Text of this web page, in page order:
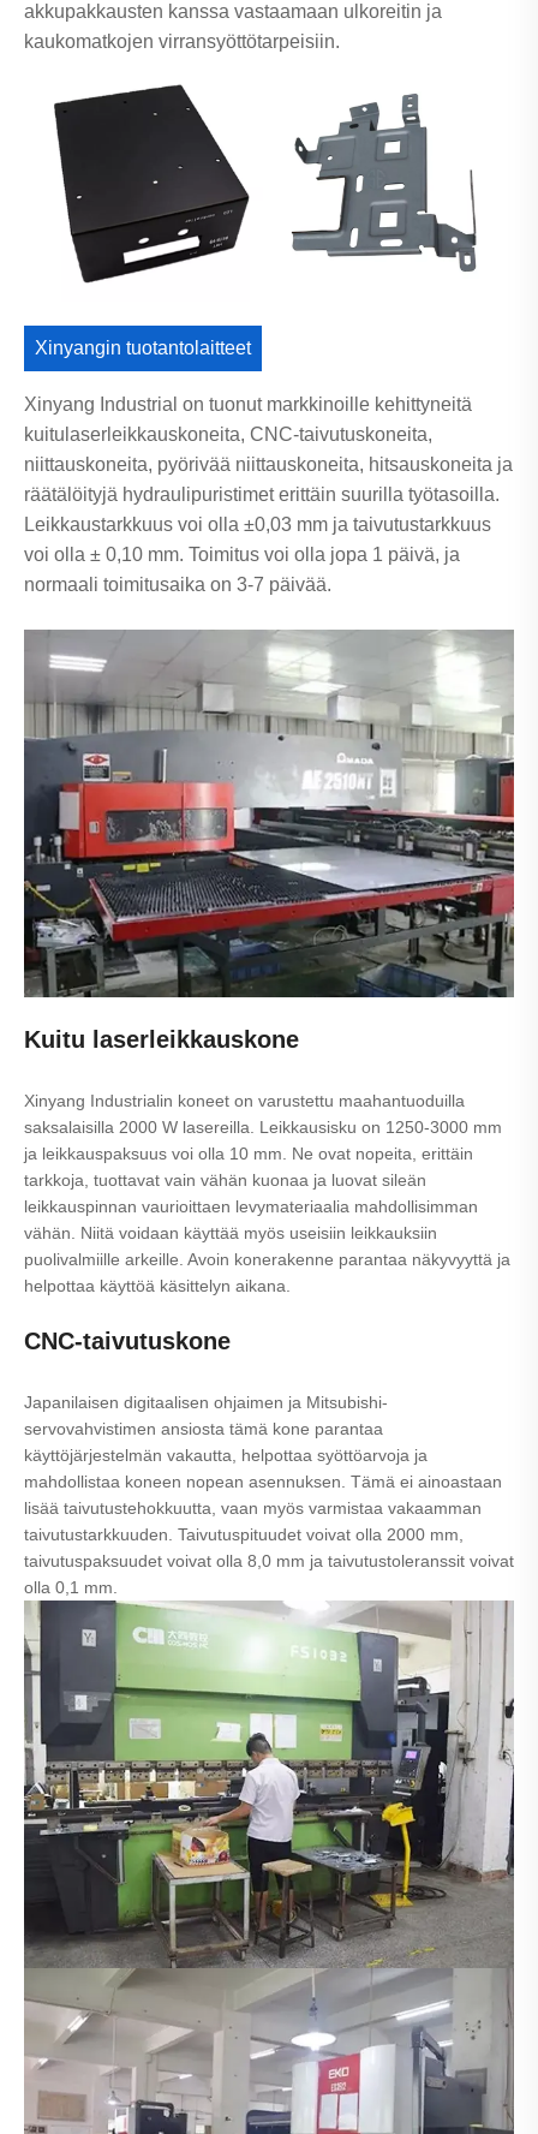
akkupakkausten kanssa vastaamaan ulkoreitin ja
kaukomatkojen virransyöttötarpeisiin.
Xinyangin tuotantolaitteet
Xinyang Industrial on tuonut markkinoille kehittyneitä
kuitulaserleikkauskoneita, CNC-taivutuskoneita,
niittauskoneita, pyörivää niittauskoneita, hitsauskoneita ja
räätälöityjä hydraulipuristimet erittäin suurilla työtasoilla.
Leikkaustarkkuus voi olla ±0,03 mm ja taivutustarkkuus
voi olla ± 0,10 mm. Toimitus voi olla jopa 1 päivä, ja
normaali toimitusaika on 3-7 päivää.
Kuitu laserleikkauskone
Xinyang Industrialin koneet on varustettu maahantuoduilla
saksalaisilla 2000 W lasereilla. Leikkausisku on 1250-3000 mm
ja leikkauspaksuus voi olla 10 mm. Ne ovat nopeita, erittäin
tarkkoja, tuottavat vain vähän kuonaa ja luovat sileän
leikkauspinnan vaurioittaen levymateriaalia mahdollisimman
vähän. Niitä voidaan käyttää myös useisiin leikkauksiin
puolivalmiille arkeille. Avoin konerakenne parantaa näkyvyyttä ja
helpottaa käyttöä käsittelyn aikana.
CNC-taivutuskone
Japanilaisen digitaalisen ohjaimen ja Mitsubishi-
servovahvistimen ansiosta tämä kone parantaa
käyttöjärjestelmän vakautta, helpottaa syöttöarvoja ja
mahdollistaa koneen nopean asennuksen. Tämä ei ainoastaan ​​
lisää taivutustehokkuutta, vaan myös varmistaa vakaamman
taivutustarkkuuden. Taivutuspituudet voivat olla 2000 mm,
taivutuspaksuudet voivat olla 8,0 mm ja taivutustoleranssit voivat
olla 0,1 mm.